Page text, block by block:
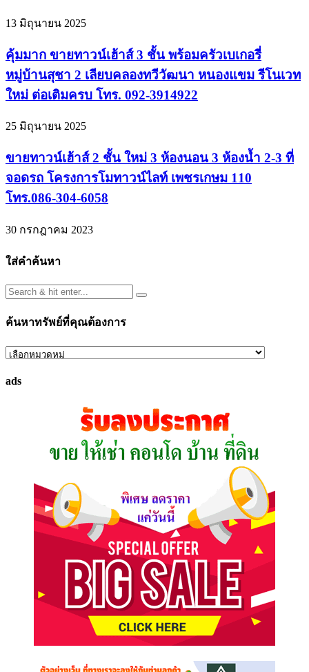
13 มิถุนายน 2025
คุ้มมาก ขายทาวน์เฮ้าส์ 3 ชั้น พร้อมครัวเบเกอรี่
หมู่บ้านสุชา 2 เลียบคลองทวีวัฒนา หนองแขม รีโนเวท
ใหม่ ต่อเติมครบ โทร. 092-3914922
25 มิถุนายน 2025
ขายทาวน์เฮ้าส์ 2 ชั้น ใหม่ 3 ห้องนอน 3 ห้องน้ำ 2-3 ที่
จอดรถ โครงการโมทาวน์ไลท์ เพชรเกษม 110
โทร.086-304-6058
30 กรกฎาคม 2023
ใส่คำค้นหา
ค้นหาทรัพย์ที่คุณต้องการ
ค้นหา
ที่
ads